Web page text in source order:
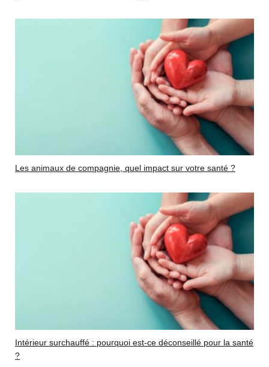
Les animaux de compagnie, quel impact sur votre santé ?
Intérieur surchauffé : pourquoi est-ce déconseillé pour la santé
?